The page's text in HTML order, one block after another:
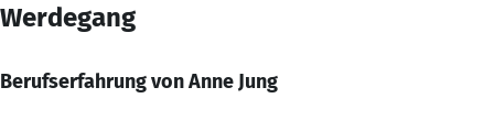
Werdegang
Berufserfahrung von Anne Jung